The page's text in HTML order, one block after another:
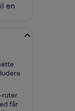
en
ruter
får